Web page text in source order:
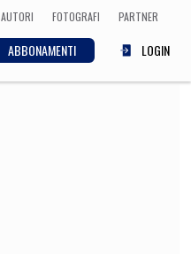
AUTORI FOTOGRAFI PARTNER
ABBONAMENTI LOGIN